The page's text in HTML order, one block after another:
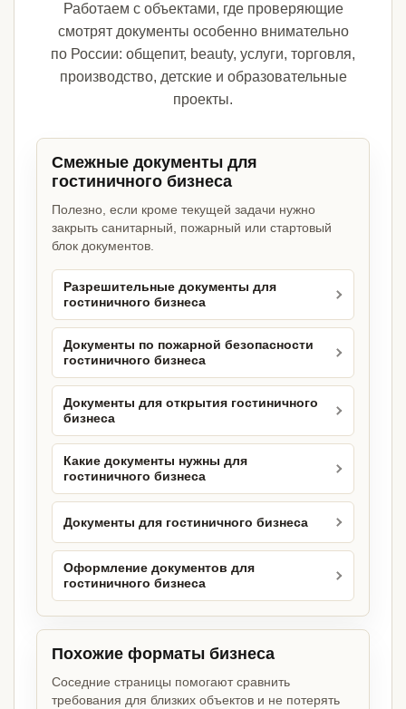
Работаем с объектами, где проверяющие
смотрят документы особенно внимательно
по России: общепит, beauty, услуги, торговля,
производство, детские и образовательные
проекты.
Смежные документы для
гостиничного бизнеса
Полезно, если кроме текущей задачи нужно
закрыть санитарный, пожарный или стартовый
блок документов.
Разрешительные документы для
гостиничного бизнеса
Документы по пожарной безопасности
гостиничного бизнеса
Документы для открытия гостиничного
бизнеса
Какие документы нужны для
гостиничного бизнеса
Документы для гостиничного бизнеса
Оформление документов для
гостиничного бизнеса
Похожие форматы бизнеса
Соседние страницы помогают сравнить
требования для близких объектов и не потерять